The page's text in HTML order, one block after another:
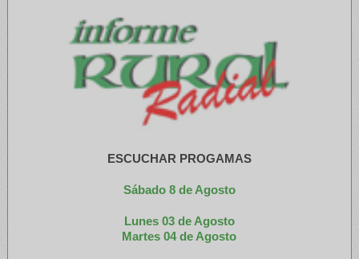
ESCUCHAR PROGAMAS
Sábado 8 de Agosto
Lunes 03 de Agosto
Martes 04 de Agosto